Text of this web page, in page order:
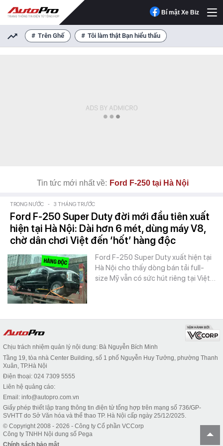
Bí mật Xe Biz
Trên Ghế Tôi làm thật Bạn hiểu thấu
Tin tức mới nhất về: Ford F-250 tại Hà Nội
TRONG NƯỚC - 3 THÁNG TRƯỚC
Ford F-250 Super Duty đời mới đầu tiên xuất
hiện tại Hà Nội: Dài hơn 6 mét, dùng máy V8,
chờ dân chơi Việt đến ‘hốt’ hàng độc
Ford F-250 Super Duty xuất hiện tại
Hà Nội cho thấy dòng bán tải full-
size Mỹ vẫn có sức hút riêng tại Việt…
Chịu trách nhiệm quản lý nội dung: Bà Nguyễn Bích Minh
Tầng 19, tòa nhà Center Building, số 1 phố Nguyễn Huy Tưởng, phường Thanh
Xuân, TP.Hà Nội
Điện thoại: 024 7309 5555
Liên hệ quảng cáo:
Email: info@autopro.com.vn
Giấy phép thiết lập trang thông tin điện tử tổng hợp trên mạng số 736/GP-
SVHTT do Sở Văn hóa và thể thao TP. Hà Nội cấp ngày 25/12/2025.
© Copyright 2008 - 2026 - Công ty Cổ phần VCCorp
Công ty TNHH Nội dung số Pega
Chính sách bảo mật